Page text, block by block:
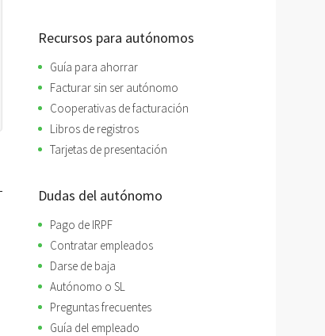
Recursos para autónomos
Guía para ahorrar
Facturar sin ser autónomo
Cooperativas de facturación
Libros de registros
Tarjetas de presentación
Dudas del autónomo
Pago de IRPF
Contratar empleados
Darse de baja
Autónomo o SL
Preguntas frecuentes
Guía del empleado